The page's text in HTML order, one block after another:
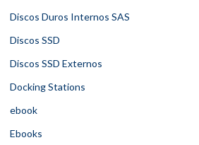
Discos Duros Internos SAS
Discos SSD
Discos SSD Externos
Docking Stations
ebook
Ebooks